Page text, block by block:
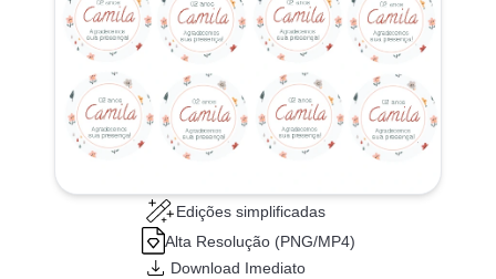
Edições simplificadas
Alta Resolução (PNG/MP4)
Download Imediato